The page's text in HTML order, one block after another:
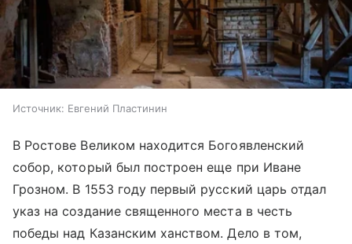
Источник: Евгений Пластинин
В Ростове Великом находится Богоявленский
собор, который был построен еще при Иване
Грозном. В 1553 году первый русский царь отдал
указ на создание священного места в честь
победы над Казанским ханством. Дело в том,